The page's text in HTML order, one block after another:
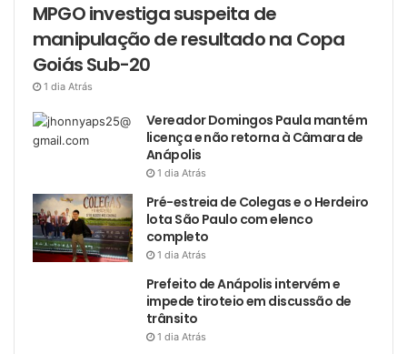
MPGO investiga suspeita de
manipulação de resultado na Copa
Goiás Sub-20
1 dia Atrás
Vereador Domingos Paula mantém
licença e não retorna à Câmara de
Anápolis
1 dia Atrás
Pré-estreia de Colegas e o Herdeiro
lota São Paulo com elenco
completo
1 dia Atrás
Prefeito de Anápolis intervém e
impede tiroteio em discussão de
trânsito
1 dia Atrás